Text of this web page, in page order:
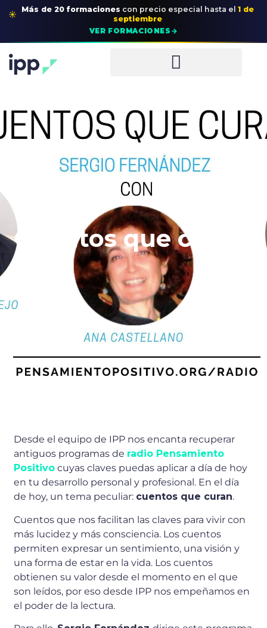
☀ Más de 20 formaciones con precio especial hasta el 1 de
septiembre
VER FORMACIONES →
Cuentos que curan
Desde el equipo de IPP nos encanta recuperar
antiguos programas de radio Pensamiento
Positivo cuyas claves puedas aplicar a día de hoy
en tu desarrollo personal y profesional. En el día
de hoy, un tema peculiar: cuentos que curan.
Cuentos que nos facilitan las claves para vivir con
más lucidez y más consciencia. Los cuentos
permiten expresar un sentimiento, una visión y
una forma de estar en la vida. Los cuentos
obtienen su valor desde el momento en el que
son leídos, por eso desde IPP nos empeñamos en
el poder de la lectura.